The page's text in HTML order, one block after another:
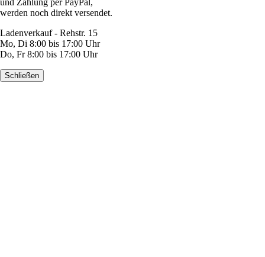
und Zahlung per PayPal,
werden noch direkt versendet.
Ladenverkauf - Rehstr. 15
Mo, Di 8:00 bis 17:00 Uhr
Do, Fr 8:00 bis 17:00 Uhr
Schließen